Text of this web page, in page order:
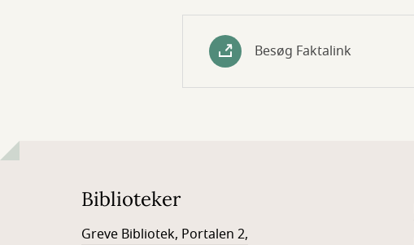
Besøg Faktalink
Biblioteker
Greve Bibliotek, Portalen 2,